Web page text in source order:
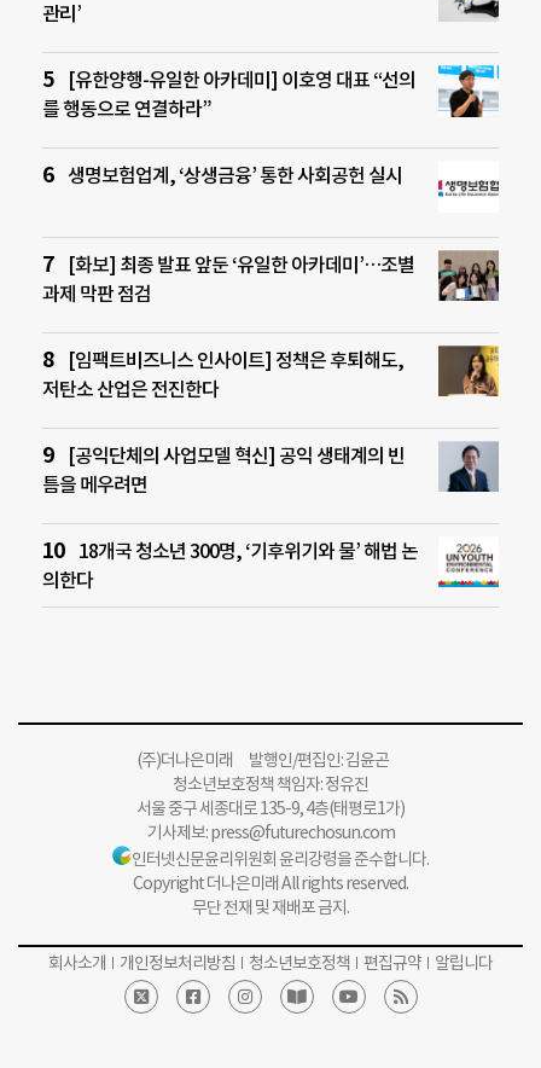
관리’
[유한양행-유일한 아카데미] 이호영 대표 “선의
를 행동으로 연결하라”
생명보험업계, ‘상생금융’ 통한 사회공헌 실시
[화보] 최종 발표 앞둔 ‘유일한 아카데미’…조별
과제 막판 점검
[임팩트비즈니스 인사이트] 정책은 후퇴해도,
저탄소 산업은 전진한다
[공익단체의 사업모델 혁신] 공익 생태계의 빈
틈을 메우려면
18개국 청소년 300명, ‘기후위기와 물’ 해법 논
의한다
(주)더나은미래 발행인/편집인: 김윤곤
청소년보호정책 책임자: 정유진
서울 중구 세종대로 135-9, 4층(태평로1가)
기사제보:press@futurechosun.com
인터넷신문윤리위원회 윤리강령을 준수합니다.
Copyright 더나은미래 All rights reserved.
무단 전재 및 재배포 금지.
회사소개 개인정보처리방침 청소년보호정책 편집규약 알립니다